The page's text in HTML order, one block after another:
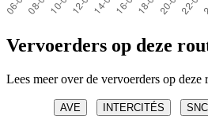
Vervoerders op deze
Lees meer over de vervoerders op deze
AVE INTERCITÉS